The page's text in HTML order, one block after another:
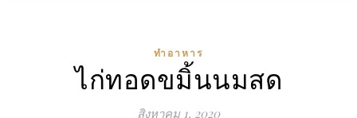
ทำอาหาร
ไก่ทอดขมิ้นนมสด
สิงหาคม 1, 2020